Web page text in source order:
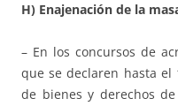
H) Enajenación de la
– En los concursos de
que se declaren hasta el
de bienes y derechos